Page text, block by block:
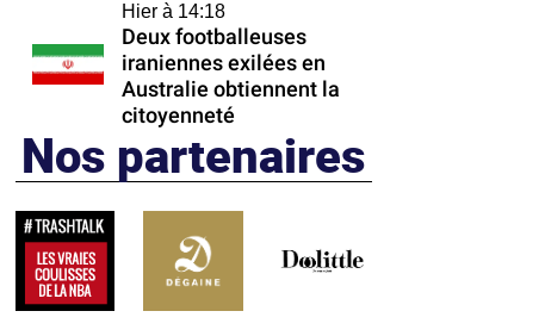
Hier à 14:18
Deux footballeuses
iraniennes exilées en
Australie obtiennent la
citoyenneté
Nos partenaires